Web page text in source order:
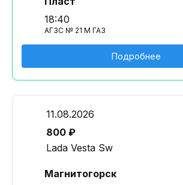
18:40
АГЗС № 21 М ГАЗ
Подробнее
11.08.2026
800 ₽
Lada Vesta Sw
Магнитогорск